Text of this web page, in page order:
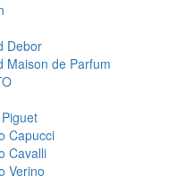
Debor
Maison de Parfum
Capucci
Cavalli
Verino